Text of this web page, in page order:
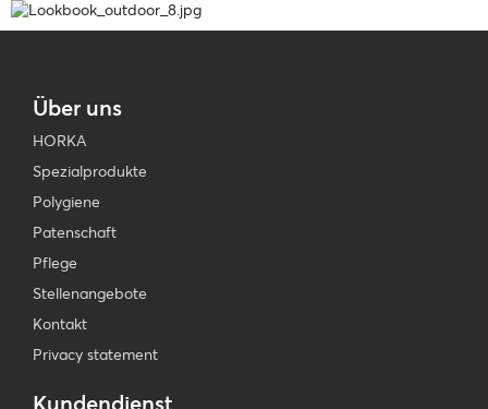
Über uns
HORKA
Spezialprodukte
Polygiene
Patenschaft
Pflege
Stellenangebote
Kontakt
Privacy statement
Kundendienst